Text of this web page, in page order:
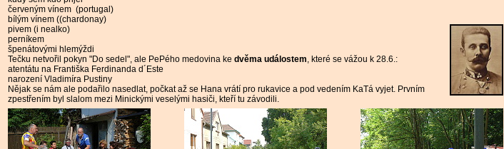
červeným vínem (portugal)
bílým vínem ((chardonay)
pivem (i nealko)
perníkem
špenátovými hlemýždi
Tečku netvořil pokyn "Do sedel", ale PePého medovina ke dvěma událostem, které se vážou k 28.6.:
atentátu na Františka Ferdinanda d´Este
narození Vladimíra Pustiny
Nějak se nám ale podařilo nasedlat, počkat až se Hana vrátí pro rukavice a pod vedením KaTá vyjet. Prvním
zpestřením byl slalom mezi Minickými veselými hasiči, kteří tu závodili.